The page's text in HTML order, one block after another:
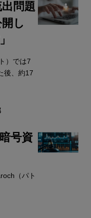
問題
し
）では7
後、約17
号資
（パト